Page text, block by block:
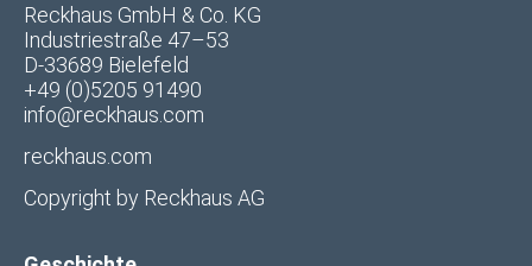
Reckhaus GmbH & Co. KG
Industriestraße 47–53
D-33689 Bielefeld
+49 (0)5205 91490
info@reckhaus.com
reckhaus.com
Copyright by Reckhaus AG